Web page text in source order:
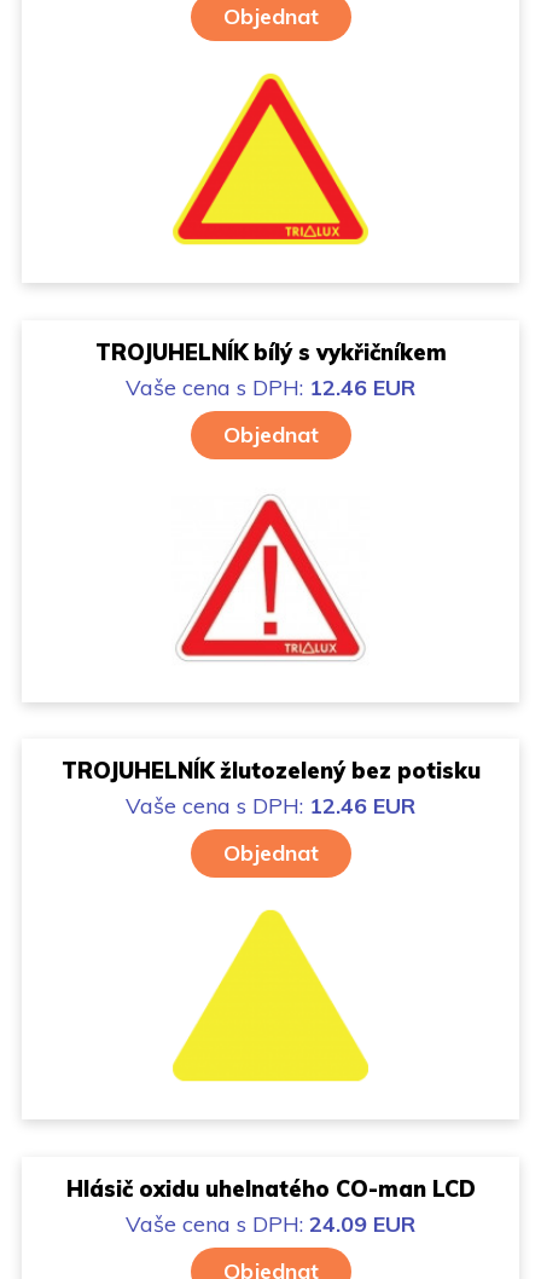
Objednat
TROJUHELNÍK bílý s vykřičníkem
Vaše cena s DPH: 12.46 EUR
Objednat
TROJUHELNÍK žlutozelený bez potisku
Vaše cena s DPH: 12.46 EUR
Objednat
Hlásič oxidu uhelnatého CO-man LCD
Vaše cena s DPH: 24.09 EUR
Objednat